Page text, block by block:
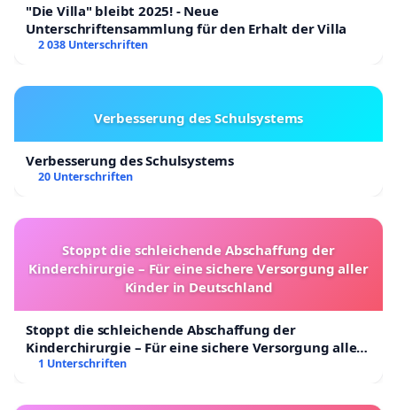
"Die Villa" bleibt 2025! - Neue
Unterschriftensammlung für den Erhalt der Villa
2 038 Unterschriften
Verbesserung des Schulsystems
Verbesserung des Schulsystems
20 Unterschriften
Stoppt die schleichende Abschaffung der
Kinderchirurgie – Für eine sichere Versorgung aller
Kinder in Deutschland
Stoppt die schleichende Abschaffung der
Kinderchirurgie – Für eine sichere Versorgung aller
Kinder in Deutschland
1 Unterschriften